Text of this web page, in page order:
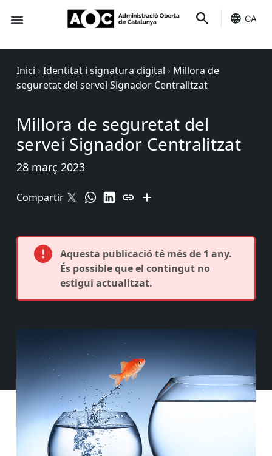
CA
Inici › Identitat i signatura digital › Millora de
seguretat del servei Signador Centralitzat
Millora de seguretat del
servei Signador Centralitzat
28 març 2023
Compartir
Aquesta publicació té més de 1 any.
És possible que el contingut no
estigui actualitzat.